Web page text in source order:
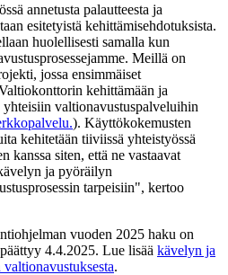
annetusta palautteesta ja
esitetyistä kehittämisehdotuksista.
huolellisesti samalla kun
Meillä on
jossa ensimmäiset
kehittämään ja
valtionavustuspalveluihin
). Käyttökokemusten
kehitetään tiiviissä yhteistyössä
kanssa siten, että ne vastaavat
ja pyöräilyn
tarpeisiin", kertoo
vuoden 2025 haku on
4.4.2025. Lue lisää kävelyn ja
.